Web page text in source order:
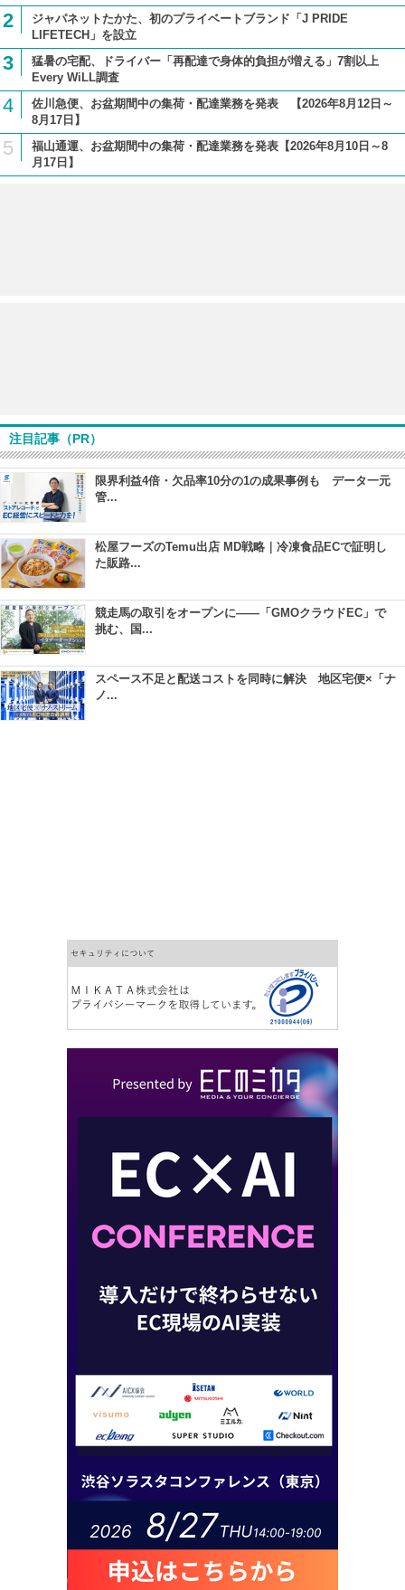
2
ジャパネットたかた、初のプライベートブランド「J PRIDE
LIFETECH」を設立
3
猛暑の宅配、ドライバー「再配達で身体的負担が増える」7割以上
Every WiLL調査
4
佐川急便、お盆期間中の集荷・配達業務を発表 【2026年8月12日～
8月17日】
5
福山通運、お盆期間中の集荷・配達業務を発表【2026年8月10日～8
月17日】
注目記事（PR）
限界利益4倍・欠品率10分の1の成果事例も データ一元
管...
松屋フーズのTemu出店 MD戦略｜冷凍食品ECで証明し
た販路...
競走馬の取引をオープンに――「GMOクラウドEC」で
挑む、国...
スペース不足と配送コストを同時に解決 地区宅便×「ナ
ノ...